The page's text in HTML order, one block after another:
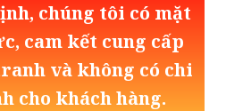
chúng tôi có mặt
cam kết cung cấp
và không có chi
cho khách hàng.